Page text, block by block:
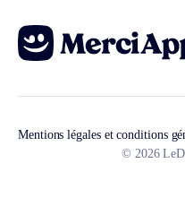
Mentions légales et conditions
© 2026